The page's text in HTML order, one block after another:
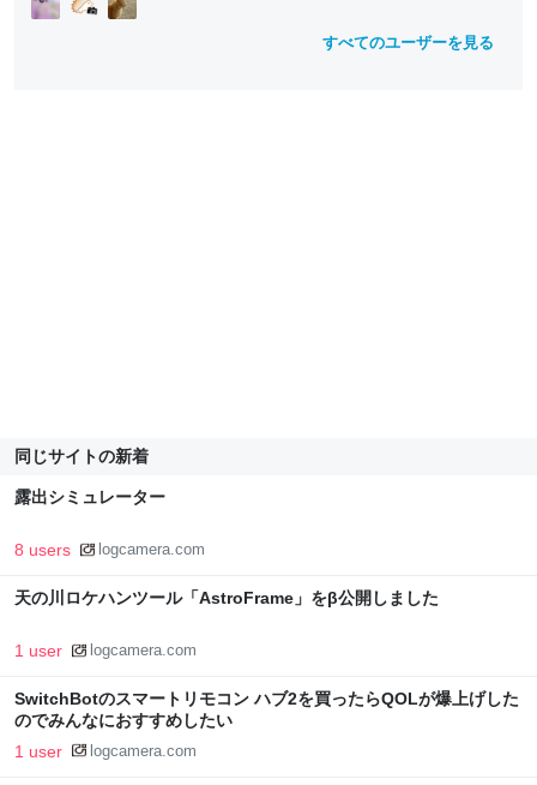
すべてのユーザーを見る
同じサイトの新着
露出シミュレーター
8 users logcamera.com
天の川ロケハンツール「AstroFrame」をβ公開しました
1 user logcamera.com
SwitchBotのスマートリモコン ハブ2を買ったらQOLが爆上げした
のでみんなにおすすめしたい
1 user logcamera.com